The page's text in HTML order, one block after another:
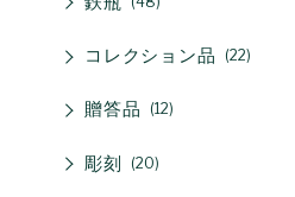
コレクション品 22
贈答品 12
彫刻 20